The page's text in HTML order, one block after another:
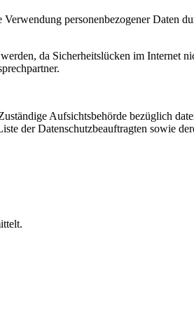
personenbezogener Daten
da Sicherheitslücken im Internet
Aufsichtsbehörde bezüglich
der Datenschutzbeauftragten sowie